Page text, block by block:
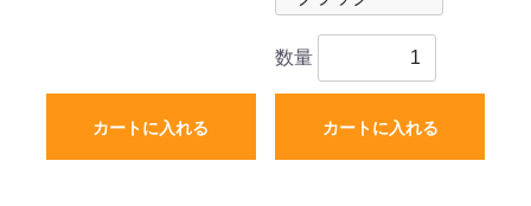
カートに入れる
数量
カートに入れる